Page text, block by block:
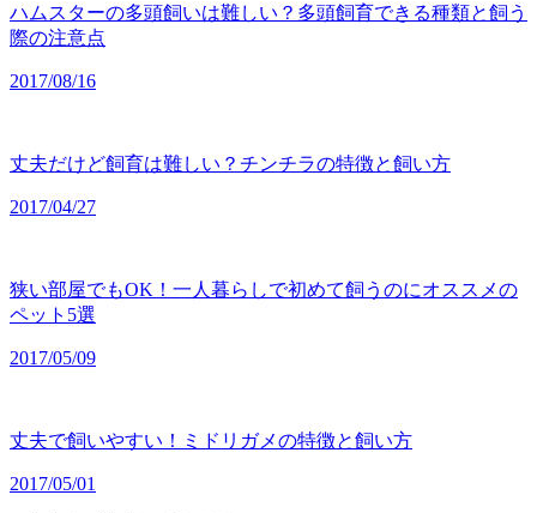
ハムスターの多頭飼いは難しい？多頭飼育できる種類と飼う
際の注意点
2017/08/16
丈夫だけど飼育は難しい？チンチラの特徴と飼い方
2017/04/27
狭い部屋でもOK！一人暮らしで初めて飼うのにオススメの
ペット5選
2017/05/09
丈夫で飼いやすい！ミドリガメの特徴と飼い方
2017/05/01